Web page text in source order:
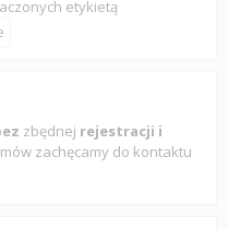
etykietą
zbędnej rejestracji i
zachęcamy do kontaktu